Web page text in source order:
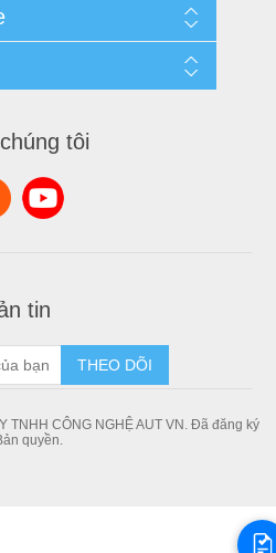
tôi
tin
THEO DÕI
TNHH CÔNG NGHỆ AUT VN. Đã đăng ký
quyền.